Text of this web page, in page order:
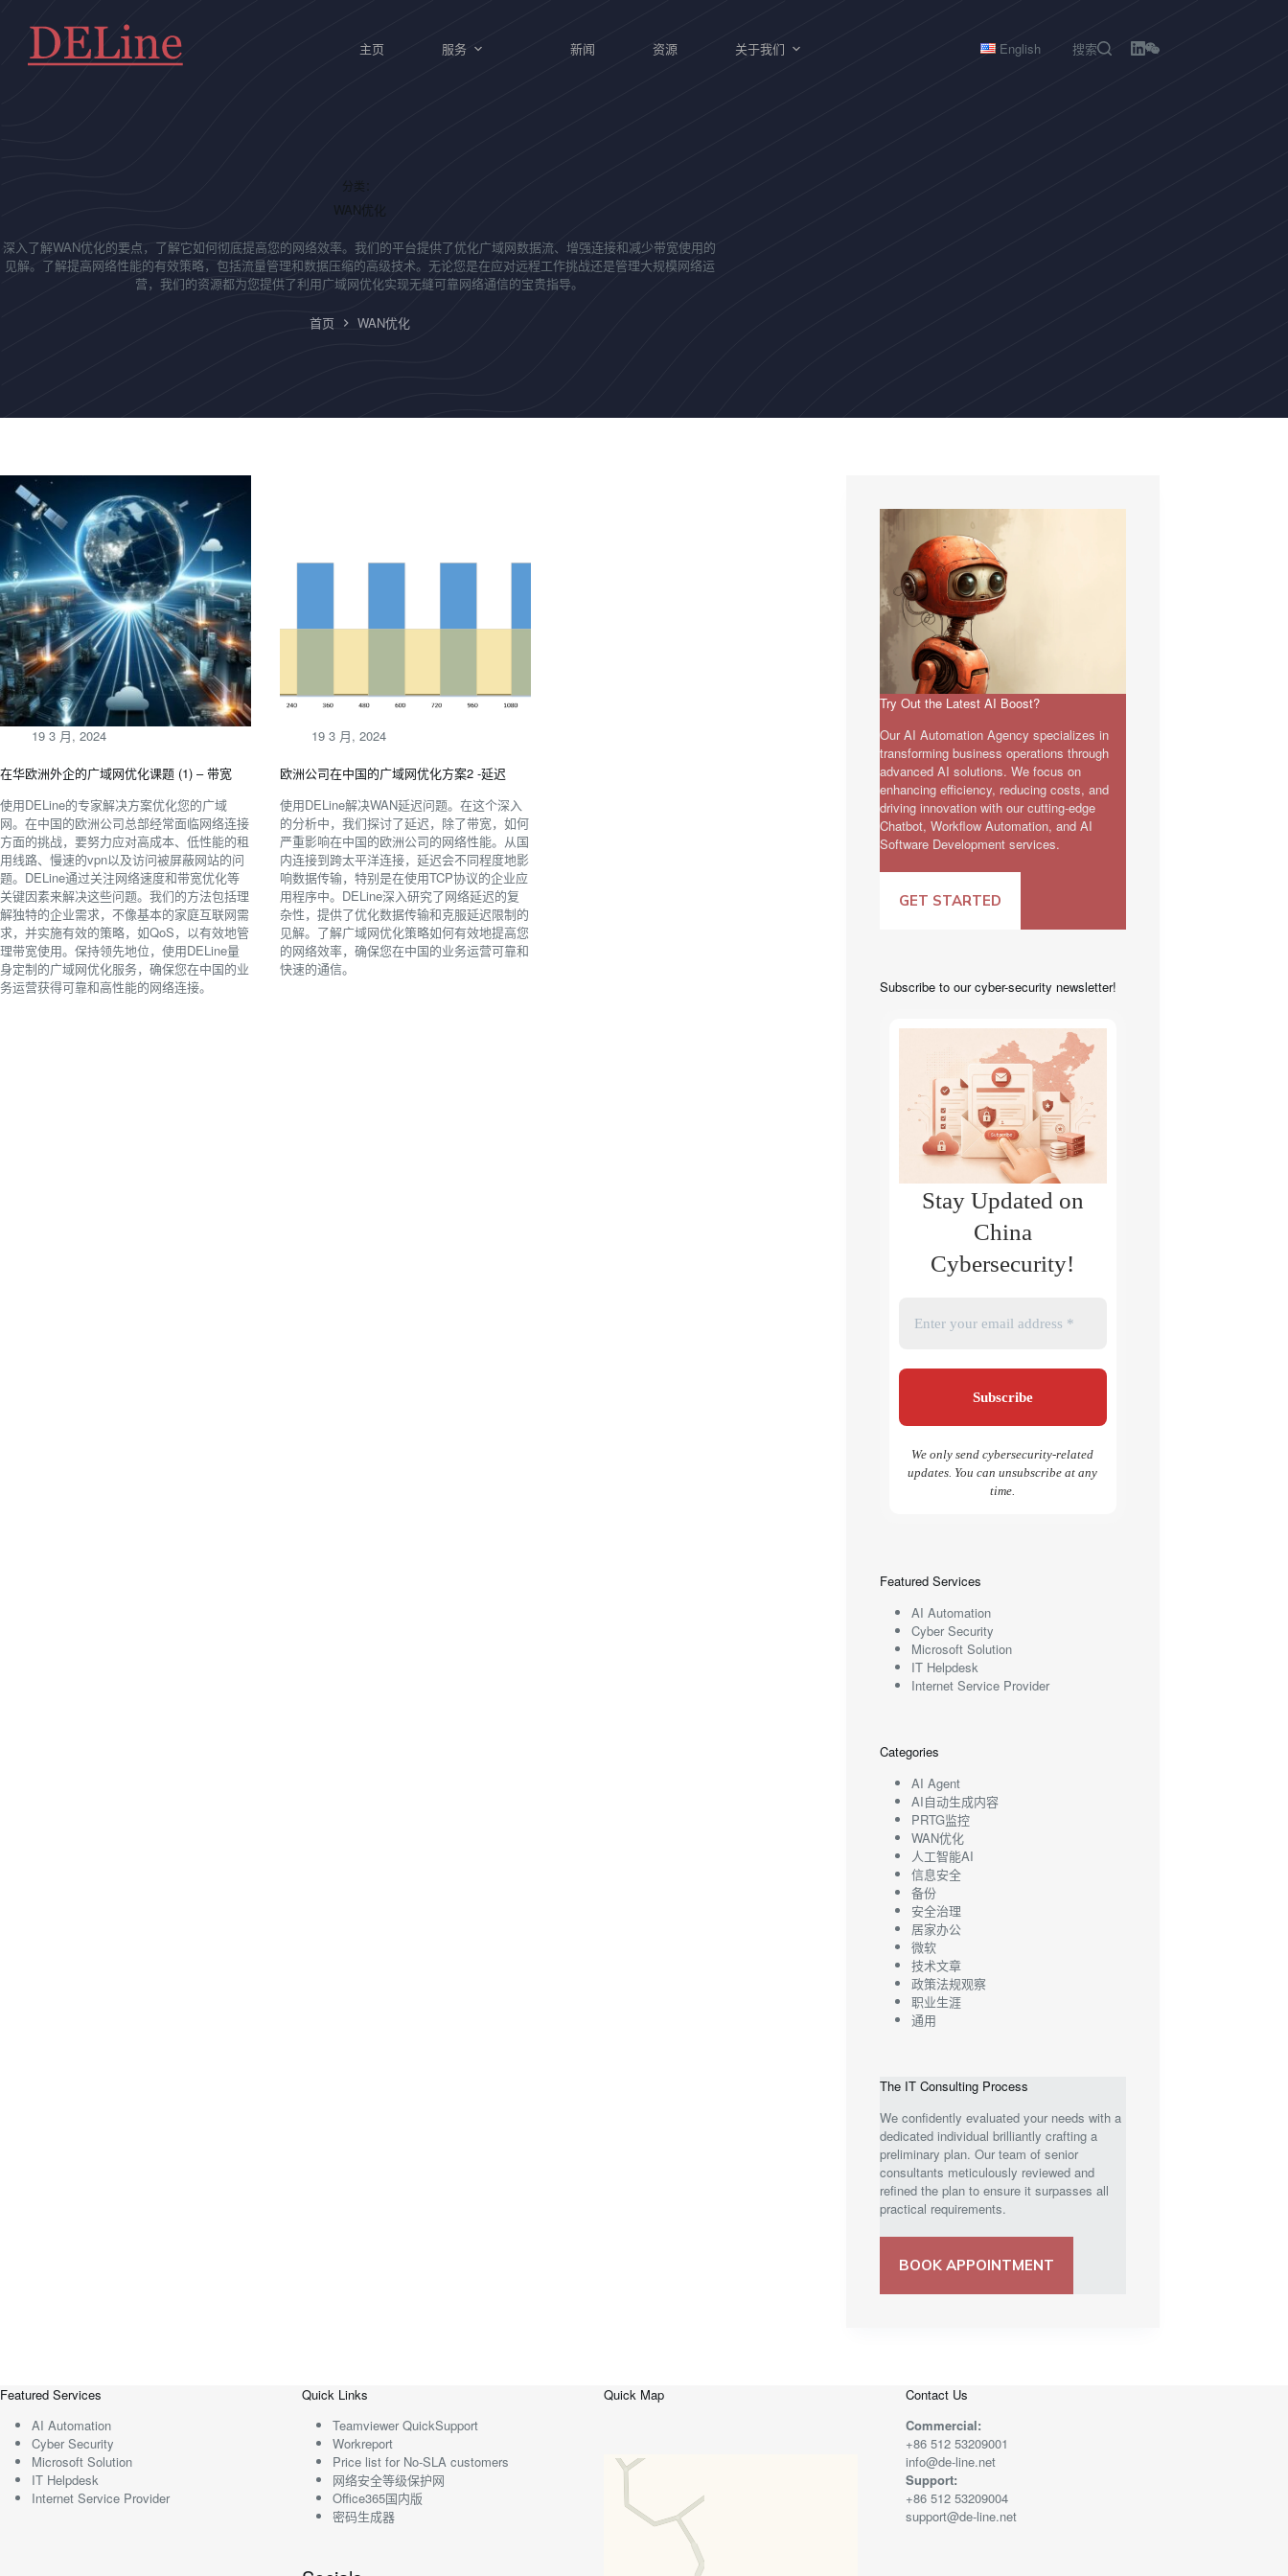
主页 服务 新闻 资源 关于我们 English 搜索
分类：
WAN优化
深入了解WAN优化的要点，了解它如何彻底提高您的网络效率。我们的平台提供了优化广域网数据流、增强连接和减少带宽使用的
见解。了解提高网络性能的有效策略，包括流量管理和数据压缩的高级技术。无论您是在应对远程工作挑战还是管理大规模网络运
营，我们的资源都为您提供了利用广域网优化实现无缝可靠网络通信的宝贵指导。
首页 WAN优化
19 3 月, 2024
在华欧洲外企的广域网优化课题 (1) – 带宽
使用DELine的专家解决方案优化您的广域
网。在中国的欧洲公司总部经常面临网络连接
方面的挑战，要努力应对高成本、低性能的租
用线路、慢速的vpn以及访问被屏蔽网站的问
题。DELine通过关注网络速度和带宽优化等
关键因素来解决这些问题。我们的方法包括理
解独特的企业需求，不像基本的家庭互联网需
求，并实施有效的策略，如QoS，以有效地管
理带宽使用。保持领先地位，使用DELine量
身定制的广域网优化服务，确保您在中国的业
务运营获得可靠和高性能的网络连接。
19 3 月, 2024
欧洲公司在中国的广域网优化方案2 -延迟
使用DELine解决WAN延迟问题。在这个深入
的分析中，我们探讨了延迟，除了带宽，如何
严重影响在中国的欧洲公司的网络性能。从国
内连接到跨太平洋连接，延迟会不同程度地影
响数据传输，特别是在使用TCP协议的企业应
用程序中。DELine深入研究了网络延迟的复
杂性，提供了优化数据传输和克服延迟限制的
见解。了解广域网优化策略如何有效地提高您
的网络效率，确保您在中国的业务运营可靠和
快速的通信。
Try Out the Latest AI Boost?
Our AI Automation Agency specializes in
transforming business operations through
advanced AI solutions. We focus on
enhancing efficiency, reducing costs, and
driving innovation with our cutting-edge
Chatbot, Workflow Automation, and AI
Software Development services.
GET STARTED
Subscribe to our cyber-security newsletter!
Stay Updated on
China
Cybersecurity!
We only send cybersecurity-related
updates. You can unsubscribe at any
time.
Featured Services
AI Automation
Cyber Security
Microsoft Solution
IT Helpdesk
Internet Service Provider
Categories
AI Agent
AI自动生成内容
PRTG监控
WAN优化
人工智能AI
信息安全
备份
安全治理
居家办公
微软
技术文章
政策法规观察
职业生涯
通用
The IT Consulting Process
We confidently evaluated your needs with a
dedicated individual brilliantly crafting a
preliminary plan. Our team of senior
consultants meticulously reviewed and
refined the plan to ensure it surpasses all
practical requirements.
BOOK APPOINTMENT
Featured Services
AI Automation
Cyber Security
Microsoft Solution
IT Helpdesk
Internet Service Provider
Quick Links
Teamviewer QuickSupport
Workreport
Price list for No-SLA customers
网络安全等级保护网
Office365国内版
密码生成器
Quick Map
Contact Us
Commercial:
+86 512 53209001
info@de-line.net
Support:
+86 512 53209004
support@de-line.net